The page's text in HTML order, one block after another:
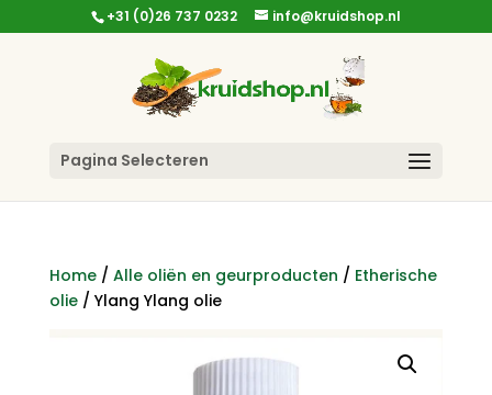
+31 (0)26 737 0232 info@kruidshop.nl
Pagina Selecteren
Home/ Alle oliën en geurproducten / Etherische
olie/ Ylang Ylang olie